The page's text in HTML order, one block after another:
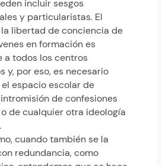
incluir sesgos
y particularistas. El
libertad de conciencia de
en formación es
a todos los centros
y, por eso, es necesario
espacio escolar de
de confesiones
de cualquier otra ideología
cuando también se la
redundancia, como